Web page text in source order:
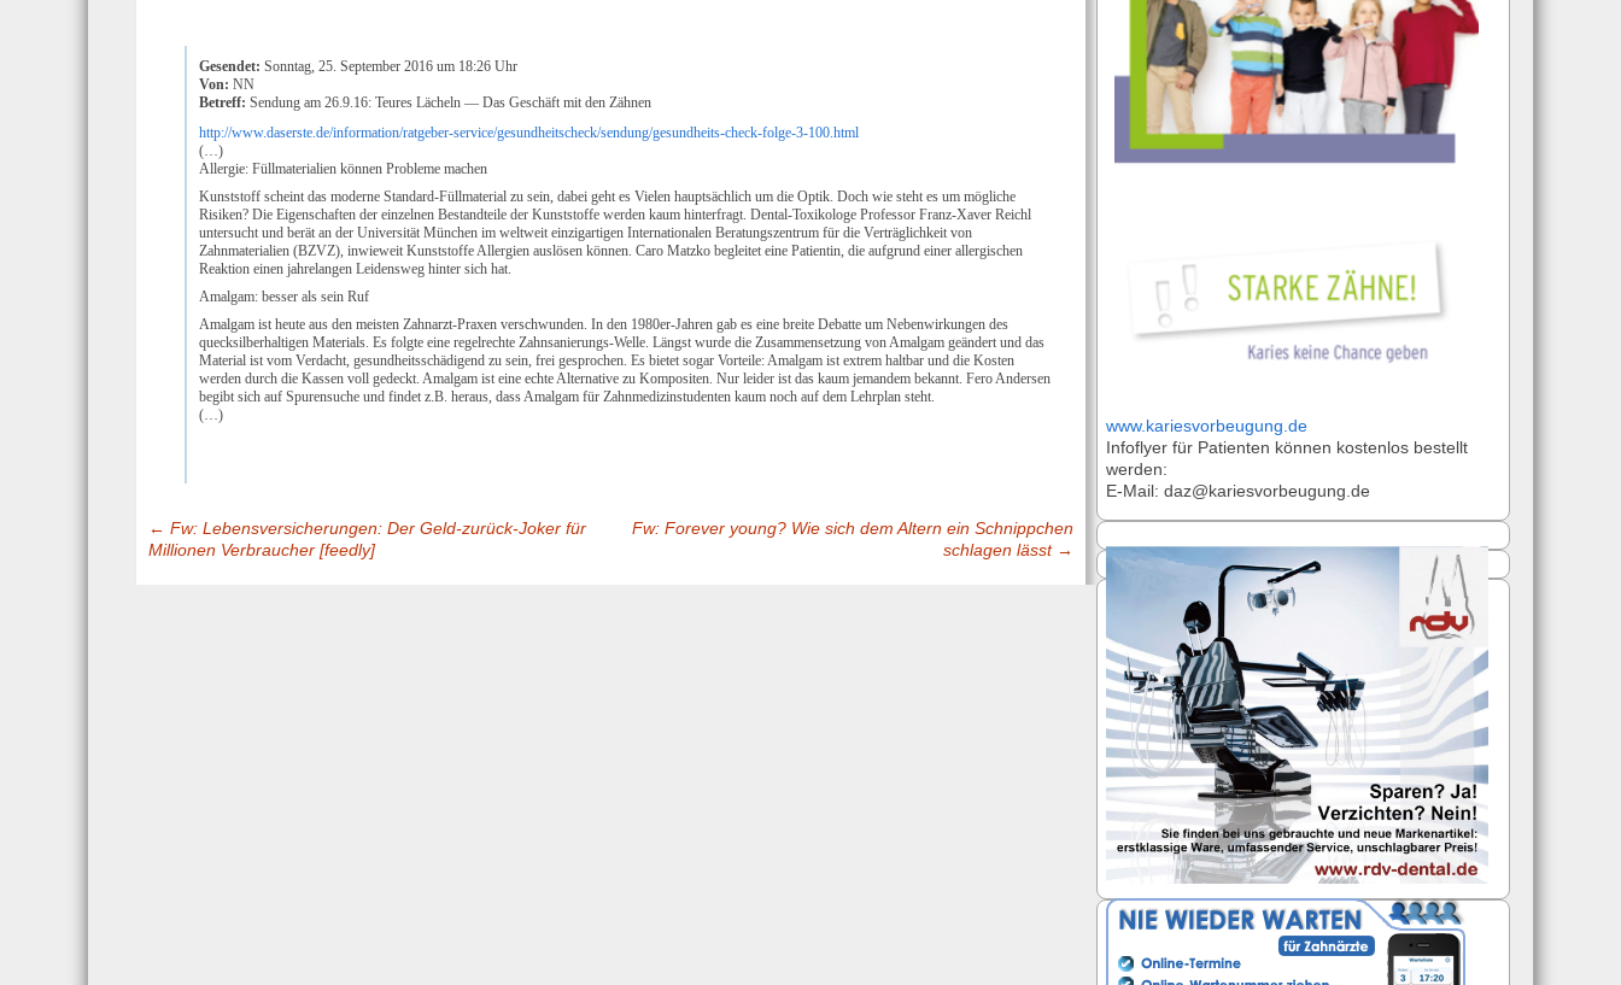
VORSTAND UND
GESCHÄFTSFÜHRUNG
Gesendet: Sonntag, 25. September 2016 um 18:26 Uhr
Von: NN
Betreff: Sendung am 26.9.16: Teures Lächeln — Das Geschäft mit den Zähnen
http://www.daserste.de/information/ratgeber-service/gesundheitscheck/sendung/gesundheits-check-folge-3-100.html
(…)
Allergie: Füllmaterialien können Probleme machen
Kunststoff scheint das moderne Standard-Füllmaterial zu sein, dabei geht es Vielen hauptsächlich um die Optik. Doch wie steht es um mögliche
Risiken? Die Eigenschaften der einzelnen Bestandteile der Kunststoffe werden kaum hinterfragt. Dental-Toxikologe Professor Franz-Xaver Reichl
untersucht und berät an der Universität München im weltweit einzigartigen Internationalen Beratungszentrum für die Verträglichkeit von
Zahnmaterialien (BZVZ), inwieweit Kunststoffe Allergien auslösen können. Caro Matzko begleitet eine Patientin, die aufgrund einer allergischen
Reaktion einen jahrelangen Leidensweg hinter sich hat.
Amalgam: besser als sein Ruf
Amalgam ist heute aus den meisten Zahnarzt-Praxen verschwunden. In den 1980er-Jahren gab es eine breite Debatte um Nebenwirkungen des
quecksilberhaltigen Materials. Es folgte eine regelrechte Zahnsanierungs-Welle. Längst wurde die Zusammensetzung von Amalgam geändert und das
Material ist vom Verdacht, gesundheitsschädigend zu sein, frei gesprochen. Es bietet sogar Vorteile: Amalgam ist extrem haltbar und die Kosten
werden durch die Kassen voll gedeckt. Amalgam ist eine echte Alternative zu Kompositen. Nur leider ist das kaum jemandem bekannt. Fero Andersen
begibt sich auf Spurensuche und findet z.B. heraus, dass Amalgam für Zahnmedizinstudenten kaum noch auf dem Lehrplan steht.
(…)
Post
← Fw: Lebensversicherungen: Der Geld-zurück-Joker für
Millionen Verbraucher [feedly]
Fw: Forever young? Wie sich dem Altern ein Schnippchen
schlagen lässt →
www.kariesvorbeugung.de
Infoflyer für Patienten können kostenlos bestellt
werden:
E-Mail: daz@kariesvorbeugung.de